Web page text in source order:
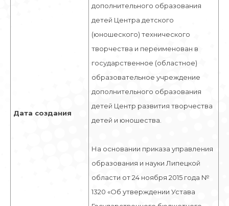
Дата создания
дополнительного образования
детей Центра детского
(юношеского) технического
творчества и переименован в
государственное (областное)
образовательное учреждение
дополнительного образования
детей Центр развития творчества
детей и юношества.
На основании приказа управления
образования и науки Липецкой
области от 24 ноября 2015 года №
1320 «Об утверждении Устава